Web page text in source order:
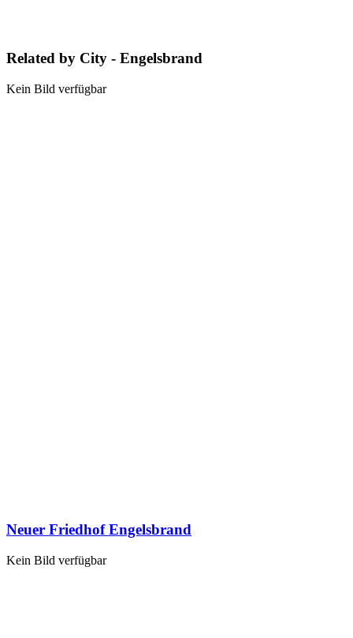
Related by City - Engelsbrand
Kein Bild verfügbar
Neuer Friedhof Engelsbrand
Kein Bild verfügbar